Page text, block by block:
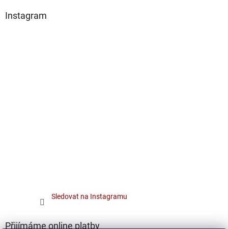
Instagram
Sledovat na Instagramu
Přijímáme online platby